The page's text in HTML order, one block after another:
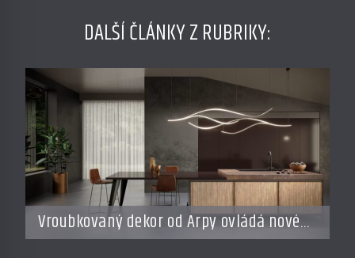
DALŠÍ ČLÁNKY Z RUBRIKY:
Vroubkovaný dekor od Arpy ovládá nové
interiéry